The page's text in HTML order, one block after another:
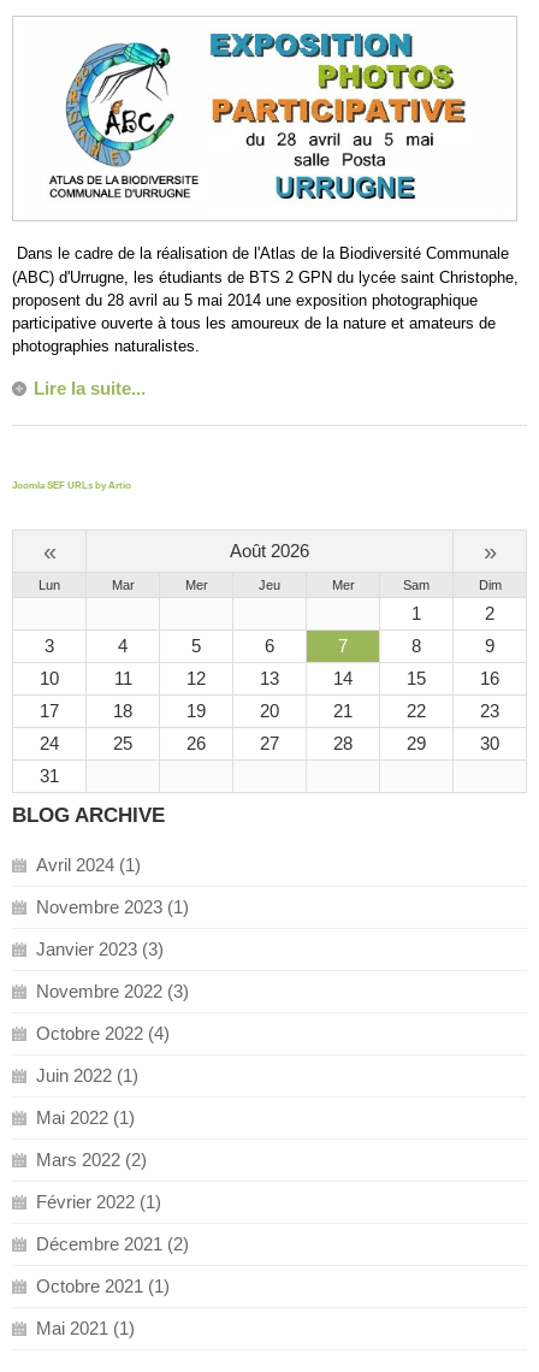
Dans le cadre de la réalisation de l'Atlas de la Biodiversité Communale
(ABC) d'Urrugne, les étudiants de BTS 2 GPN du lycée saint Christophe,
proposent du 28 avril au 5 mai 2014 une exposition photographique
participative ouverte à tous les amoureux de la nature et amateurs de
photographies naturalistes.
Lire la suite...
Joomla SEF URLs by Artio
« Août 2026 »
Lun Mar Mer Jeu Mer Sam Dim
1
2
3
4 5 6 7 8
9
10
11 12 13 14 15
16
17
18 19 20 21 22
23
24
25 26 27 28 29
30
31
BLOG ARCHIVE
Avril 2024 (1)
Novembre 2023 (1)
Janvier 2023 (3)
Novembre 2022 (3)
Octobre 2022 (4)
Juin 2022 (1)
Mai 2022 (1)
Mars 2022 (2)
Février 2022 (1)
Décembre 2021 (2)
Octobre 2021 (1)
Mai 2021 (1)